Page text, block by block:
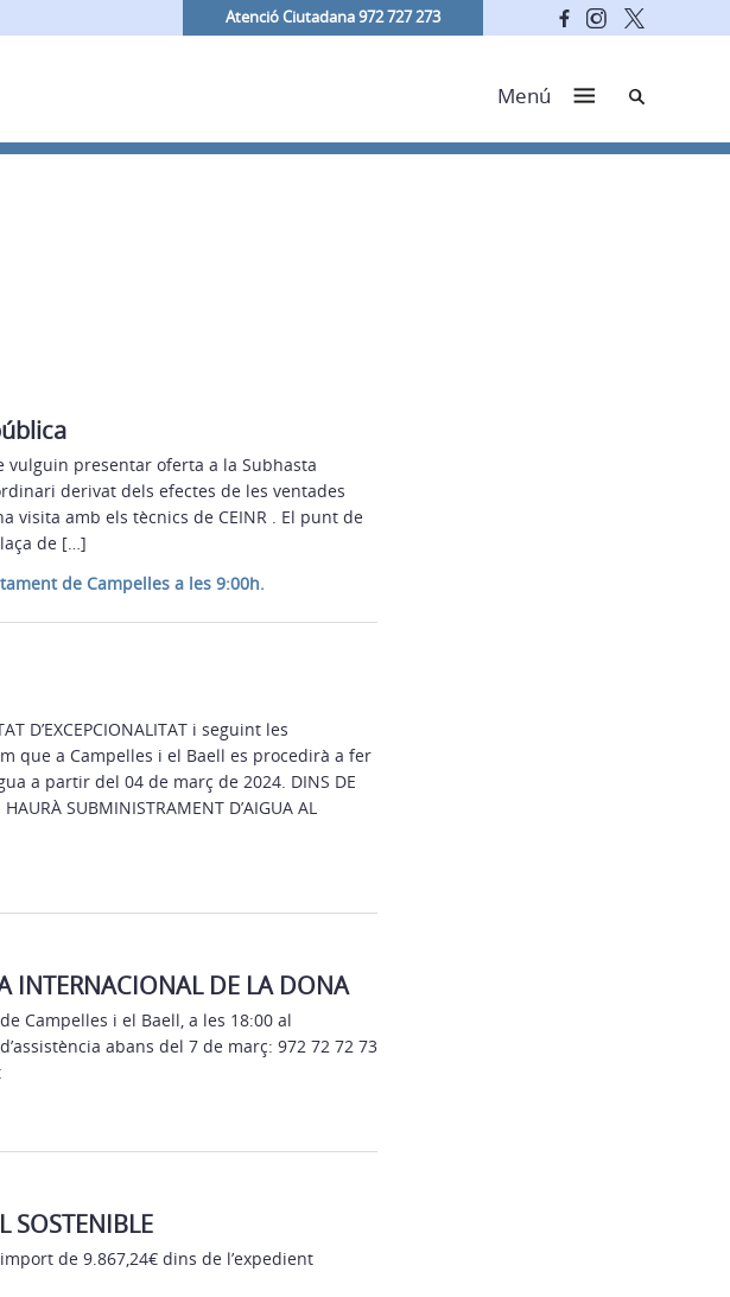
Atenció Ciutadana 972 727 273
Menú Cerca
vulguin presentar oferta a la Subhasta
derivat dels efectes de les ventades
visita amb els tècnics de CEINR . El punt de
de […]
de Campelles a les 9:00h.
D’EXCEPCIONALITAT i seguint les
que a Campelles i el Baell es procedirà a fer
a partir del 04 de març de 2024. DINS DE
SUBMINISTRAMENT D’AIGUA AL
INTERNACIONAL DE LA DONA
Campelles i el Baell, a les 18:00 al
abans del 7 de març: 972 72 72 73
SOSTENIBLE
de 9.867,24€ dins de l’expedient